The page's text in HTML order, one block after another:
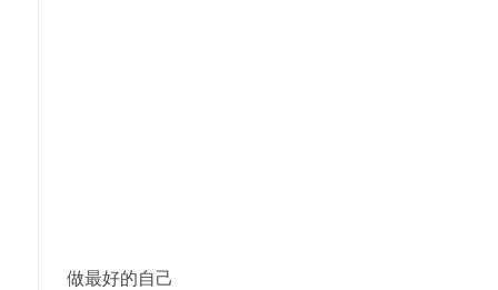
做最好的自己